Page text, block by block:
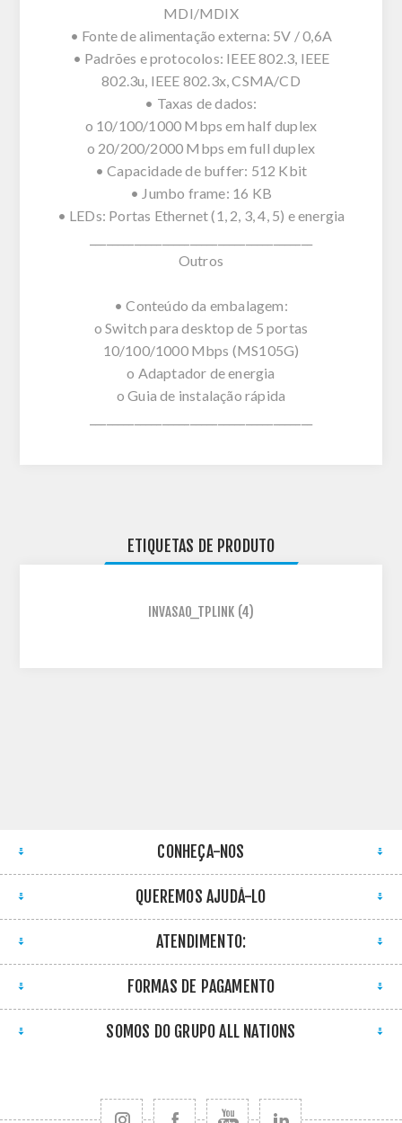
MDI/MDIX
• Fonte de alimentação externa: 5V / 0,6A
• Padrões e protocolos: IEEE 802.3, IEEE
802.3u, IEEE 802.3x, CSMA/CD
• Taxas de dados:
o 10/100/1000 Mbps em half duplex
o 20/200/2000 Mbps em full duplex
• Capacidade de buffer: 512 Kbit
• Jumbo frame: 16 KB
• LEDs: Portas Ethernet (1, 2, 3, 4, 5) e energia
Outros
• Conteúdo da embalagem:
o Switch para desktop de 5 portas
10/100/1000 Mbps (MS105G)
o Adaptador de energia
o Guia de instalação rápida
ETIQUETAS DE PRODUTO
INVASAO_TPLINK (4)
CONHEÇA-NOS
QUEREMOS AJUDÁ-LO
ATENDIMENTO:
FORMAS DE PAGAMENTO
SOMOS DO GRUPO ALL NATIONS